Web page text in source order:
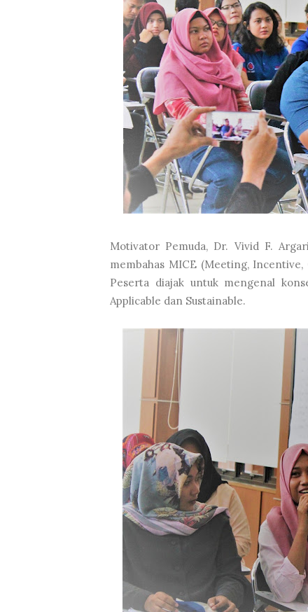
Motivator Pemuda, Dr. Vivid F.
membahas MICE (Meeting,
Peserta diajak untuk mengenal
Applicable dan Sustainable.